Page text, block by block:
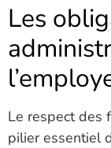
Les
Le respect des
pilier essentiel